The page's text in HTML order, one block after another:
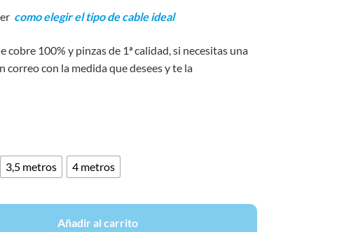
como elegir el tipo de cable ideal
cobre 100% y pinzas de 1ª calidad, si necesitas una
con la medida que desees y te la
3,5 metros 4 metros
Añadir al carrito